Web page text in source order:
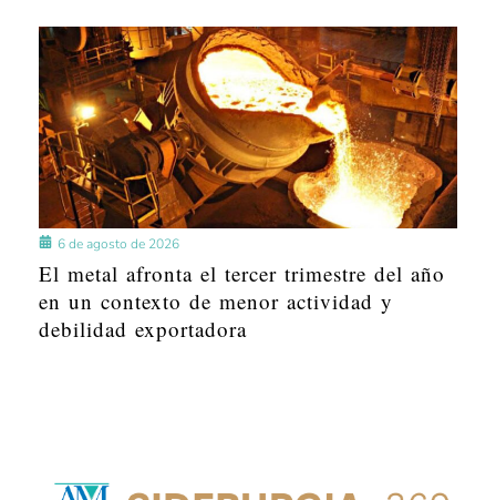
6 de agosto de 2026
El metal afronta el tercer trimestre del año
en un contexto de menor actividad y
debilidad exportadora